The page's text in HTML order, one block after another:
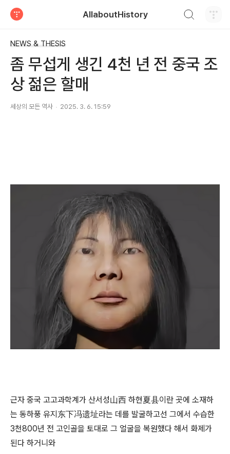
AllaboutHistory
NEWS & THESIS
좀 무섭게 생긴 4천 년 전 중국 조
상 젊은 할매
세상의 모든 역사 2025. 3. 6. 15:59
근자 중국 고고과학계가 산서성山西 하현夏县이란 곳에 소재하
는 동하풍 유지东下冯遗址라는 데를 발굴하고선 그에서 수습한
3천800년 전 고인골을 토대로 그 얼굴을 복원했다 해서 화제가
된다 하거니와